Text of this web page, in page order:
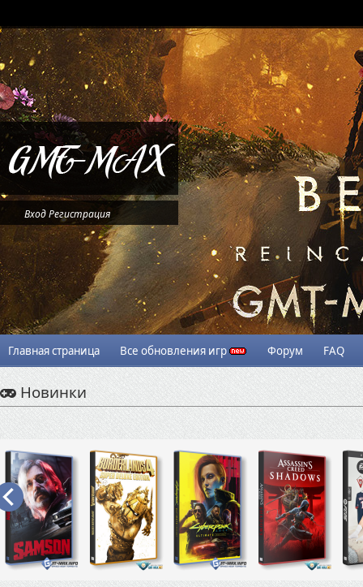
ВходРегистрация
Главная страница Все обновления игр Форум FAQ
Новинки